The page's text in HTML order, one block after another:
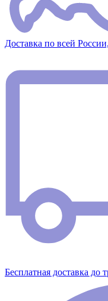
Доставка по всей
Бесплатная доставка до